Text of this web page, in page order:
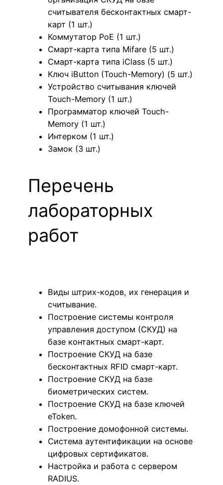
считывателя бесконтактных смарт-
карт (1 шт.)
Коммутатор PoE (1 шт.)
Смарт-карта типа Mifare (5 шт.)
Смарт-карта типа iClass (5 шт.)
Ключ iButton (Touch-Memory) (5 шт.)
Устройство считывания ключей
Touch-Memory (1 шт.)
Программатор ключей Touch-
Memory (1 шт.)
Интерком (1 шт.)
Замок (3 шт.)
Перечень
лабораторных
работ
Виды штрих-кодов, их генерация и
считывание.
Построение системы контроля
управления доступом (СКУД) на
базе контактных смарт-карт.
Построение СКУД на базе
бесконтактных RFID смарт-карт.
Построение СКУД на базе
биометрических систем.
Построение СКУД на базе ключей
eToken.
Построение домофонной системы.
Система аутентификации на основе
цифровых сертификатов.
Настройка и работа с сервером
RADIUS.